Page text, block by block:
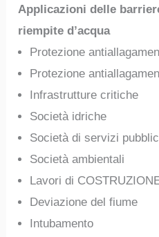
Applicazioni delle
riempite d’acqua
Protezione
Protezione
Infrastrutture critiche
Società idriche
Società di servizi
Società ambientali
Lavori di
Deviazione del fiume
Intubamento